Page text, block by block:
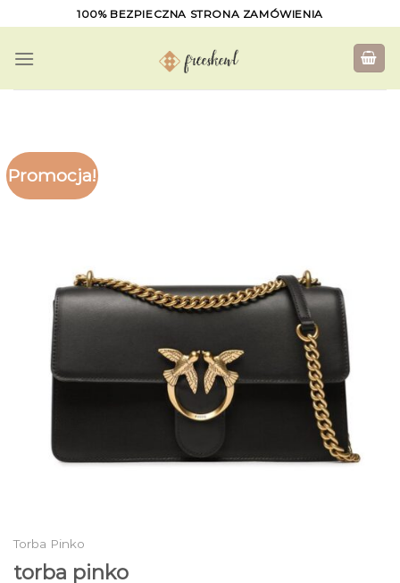
to
content
100% BEZPIECZNA STRONA ZAMÓWIENIA
Promocja!
Torba Pinko
torba pinko